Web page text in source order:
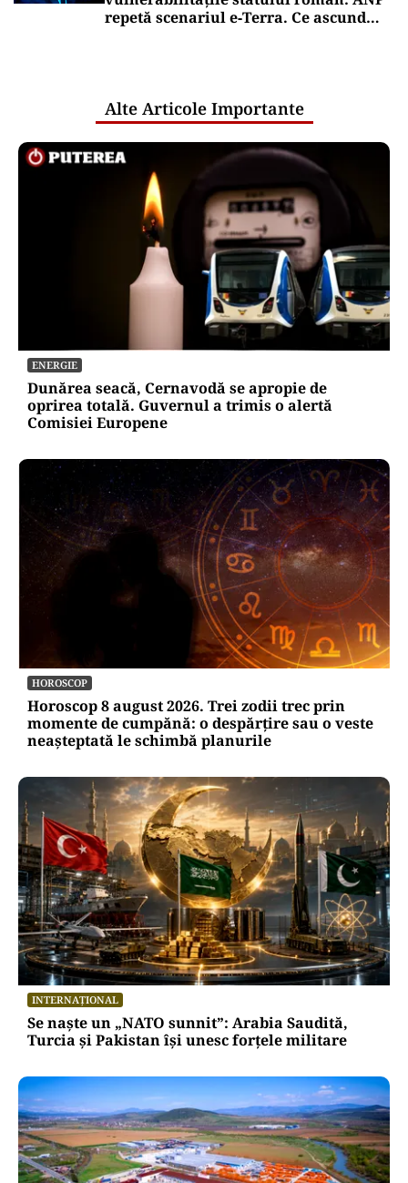
repetă scenariul e‑Terra. Ce ascund
Alte Articole Importante
ENERGIE
Dunărea seacă, Cernavodă se apropie de
oprirea totală. Guvernul a trimis o alertă
Comisiei Europene
HOROSCOP
Horoscop 8 august 2026. Trei zodii trec prin
momente de cumpănă: o despărțire sau o veste
neașteptată le schimbă planurile
INTERNAȚIONAL
Se naște un „NATO sunnit”: Arabia Saudită,
Turcia și Pakistan își unesc forțele militare